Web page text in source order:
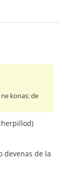
konas: de
devenas de la